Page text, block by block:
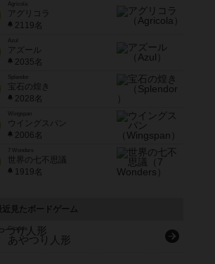
Agricola
アグリコラ
2119名
Azul
アズール
2035名
宝石の煌き
2028名
Wingspan
ウイングスパン
2006名
7 Wonders
世界の七不思議
1919名
近見たボードゲーム
Citadels
あやつり人形